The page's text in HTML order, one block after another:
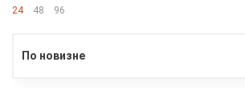
24 48 96
По новизне